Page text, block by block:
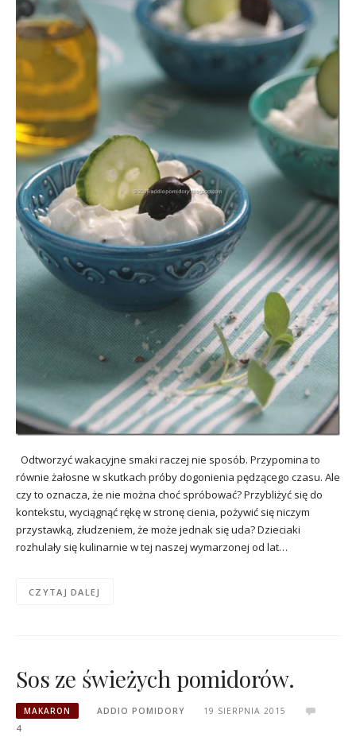
Odtworzyć wakacyjne smaki raczej nie sposób. Przypomina to
równie żałosne w skutkach próby dogonienia pędzącego czasu. Ale
czy to oznacza, że nie można choć spróbować? Przybliżyć się do
kontekstu, wyciągnąć rękę w stronę cienia, pożywić się niczym
przystawką, złudzeniem, że może jednak się uda? Dzieciaki
rozhulały się kulinarnie w tej naszej wymarzonej od lat…
CZYTAJ DALEJ
Sos ze świeżych pomidorów.
MAKARON ADDIO POMIDORY
19 SIERPNIA 2015
4